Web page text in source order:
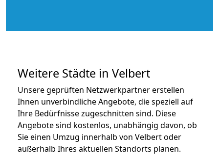
Weitere Städte in Velbert
Unsere geprüften Netzwerkpartner erstellen
Ihnen unverbindliche Angebote, die speziell auf
Ihre Bedürfnisse zugeschnitten sind. Diese
Angebote sind kostenlos, unabhängig davon, ob
Sie einen Umzug innerhalb von Velbert oder
außerhalb Ihres aktuellen Standorts planen.